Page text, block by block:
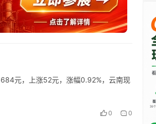
元，上涨52元，涨幅0.92%，云南现
0 0